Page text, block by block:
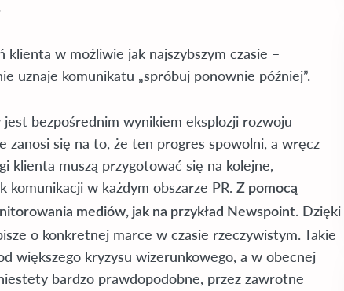
klienta w możliwie jak najszybszym czasie –
uznaje komunikatu „spróbuj ponownie później”.
bezpośrednim wynikiem eksplozji rozwoju
się na to, że ten progres spowolni, a wręcz
klienta muszą przygotować się na kolejne,
komunikacji w każdym obszarze PR. Z pomocą
mediów, jak na przykład Newspoint. Dzięki
o konkretnej marce w czasie rzeczywistym. Takie
większego kryzysu wizerunkowego, a w obecnej
bardzo prawdopodobne, przez zawrotne